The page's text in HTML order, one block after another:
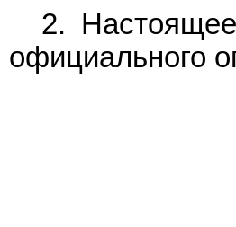
2.
официального